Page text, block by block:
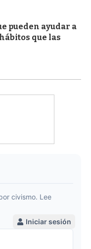
pueden ayudar a
que las